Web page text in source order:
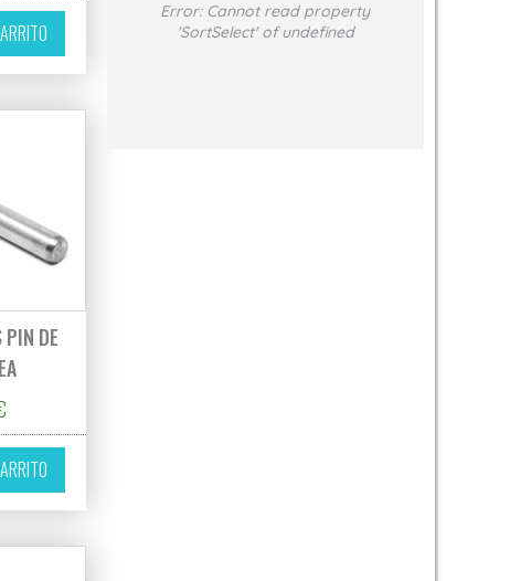
PIN DE
Error: Cannot read property
'SortSelect' of undefined